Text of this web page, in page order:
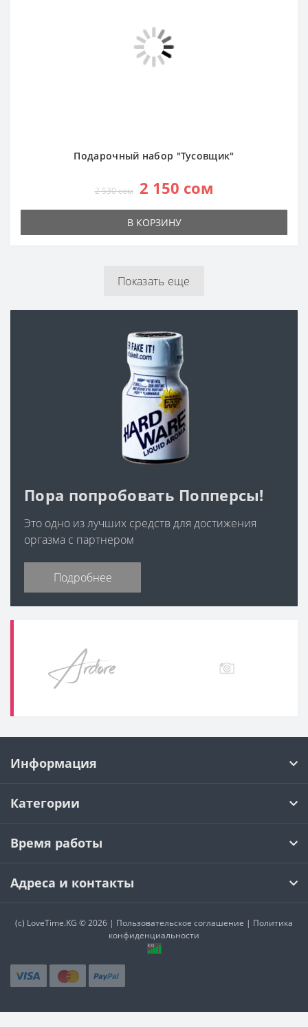
Подарочный набор "Тусовщик"
2 530 сом 2 150 сом
В КОРЗИНУ
Показать еще
Пора попробовать Попперсы!
Это одно из лучших средств для достижения
оргазма с партнером
Подробнее
Информация
Категории
Время работы
Адреса и контакты
(c) LoveTime.KG © 2026 | Пользовательское соглашение | Политика
конфиденциальности